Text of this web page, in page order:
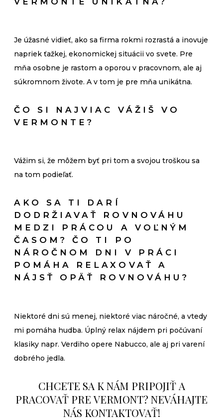
Je úžasné vidieť, ako sa firma rokmi rozrastá a inovuje
napriek ťažkej, ekonomickej situácii vo svete. Pre
mňa osobne je rastom a oporou v pracovnom, ale aj
súkromnom živote. A v tom je pre mňa unikátna.
ČO SI NAJVIAC VÁŽIŠ VO
VERMONTE?
Vážim si, že môžem byť pri tom a svojou troškou sa
na tom podieľať.
AKO SA TI DARÍ
DODRŽIAVAŤ ROVNOVÁHU
MEDZI PRÁCOU A VOĽNÝM
ČASOM? ČO TI PO
NÁROČNOM DNI V PRÁCI
POMÁHA RELAXOVAŤ A
NÁJSŤ OPÄŤ ROVNOVÁHU?
Niektoré dni sú menej, niektoré viac náročné, a vtedy
mi pomáha hudba. Úplný relax nájdem pri počúvaní
klasiky napr. Verdiho opere Nabucco, ale aj pri varení
dobrého jedla.
CHCETE SA K NÁM PRIPOJIŤ A
PRACOVAŤ PRE VERMONT? NEVÁHAJTE
NÁS KONTAKTOVAŤ!